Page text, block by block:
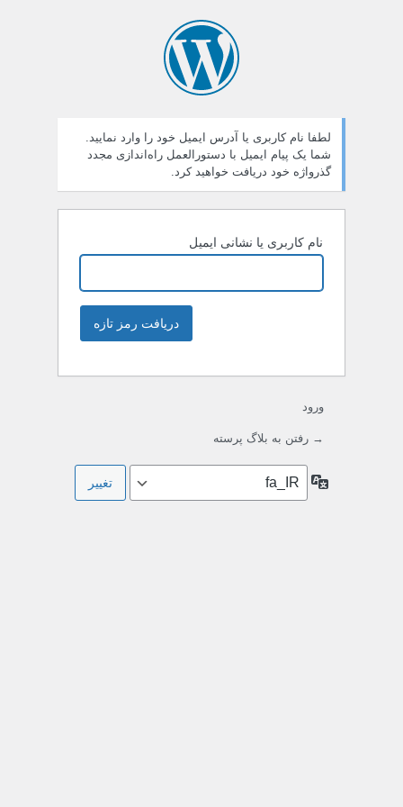
لطفا نام کاربری یا آدرس ایمیل خود را وارد نمایید.
شما یک پیام ایمیل با دستورالعمل راه‌اندازی مجدد
گذرواژه خود دریافت خواهید کرد.
نام کاربری یا نشانی ایمیل
ورود
→ رفتن به بلاگ پرسته
زبان